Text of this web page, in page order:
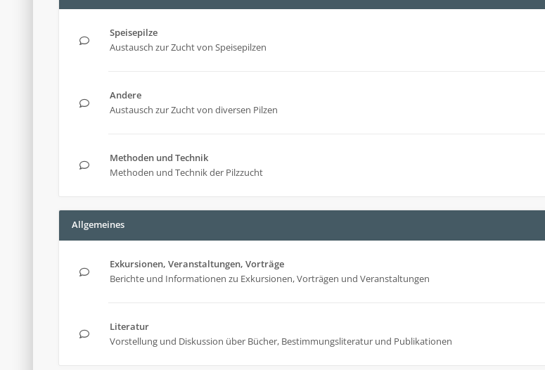
Speisepilze
Austausch zur Zucht von Speisepilzen
Andere
Austausch zur Zucht von diversen Pilzen
Methoden und Technik
Methoden und Technik der Pilzzucht
Allgemeines
Exkursionen, Veranstaltungen, Vorträge
Berichte und Informationen zu Exkursionen, Vorträgen und Veranstaltungen
Literatur
Vorstellung und Diskussion über Bücher, Bestimmungsliteratur und Publikationen